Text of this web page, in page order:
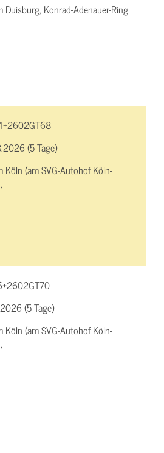
Duisburg, Konrad-Adenauer-Ring
(5 Tage)
Köln (am SVG-Autohof Köln-
(5 Tage)
Köln (am SVG-Autohof Köln-